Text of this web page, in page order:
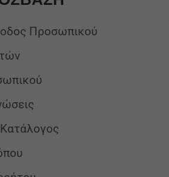
Προσωπικού